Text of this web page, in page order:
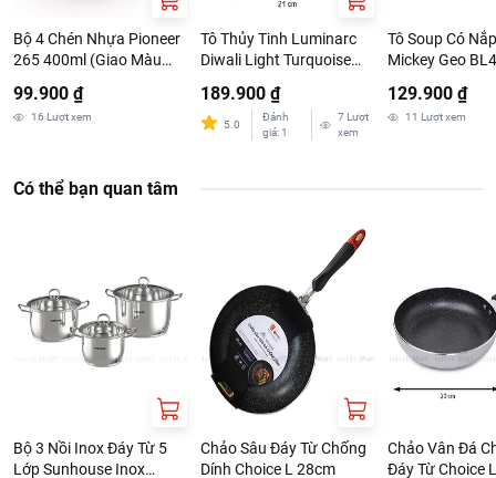
Bộ 4 Chén Nhựa Pioneer
265 400ml (Giao Màu
99.900 ₫
16 Lượt xem
Tô Thủy Tinh Luminarc
Diwali Light Turquoise
189.900 ₫
5.0
Đánh
giá: 1
7 Lượt
xem
Tô Soup Có
Mickey Geo
129.900 ₫
11 Lượt xem
Có thể bạn quan tâm
Bộ 3 Nồi Inox Đáy Từ 5
Lớp Sunhouse Inox
Chảo Sâu Đáy Từ Chống
Dính Choice L 28cm
Chảo Vân Đá
Đáy Từ Choice